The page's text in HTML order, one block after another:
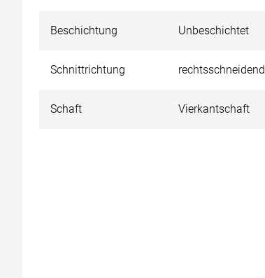
Beschichtung Unbeschichtet
Schnittrichtung rechtsschneidend
Schaft Vierkantschaft